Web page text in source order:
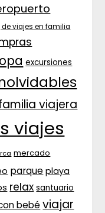
de viajes en familia
excursiones
viajera
viajes
mercado
parque playa
relax santuario
bebé viajar